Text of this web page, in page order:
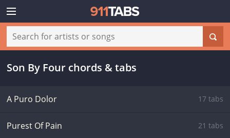
Son By Four chords & tabs
A Puro Dolor 17 tabs
Purest Of Pain 21 tabs